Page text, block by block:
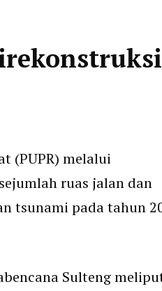
(PUPR) melalui
ruas jalan dan
tsunami pada tahun
Sulteng